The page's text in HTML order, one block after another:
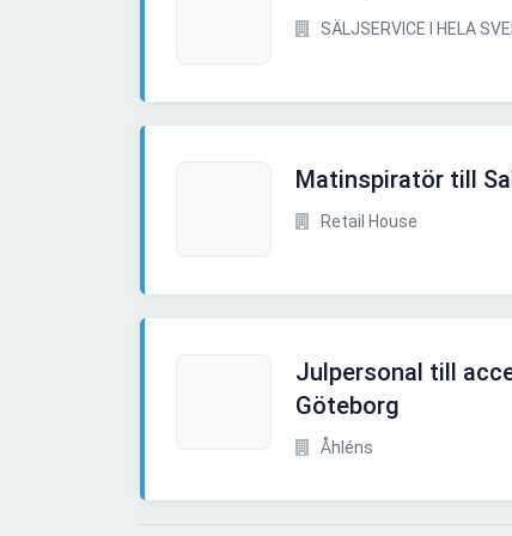
SÄLJSERVICE I HELA
Matinspiratör till
Retail House
Julpersonal till
Göteborg
Åhléns